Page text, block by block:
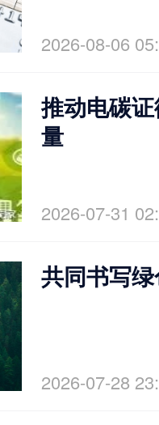
2026-08-06
推动电碳
量
2026-07-31
共同书写
2026-07-28